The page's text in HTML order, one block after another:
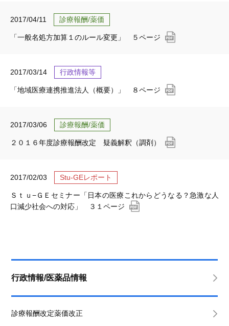
2017/04/11 診療報酬/薬価
「一般名処方加算１のルール変更」 ５ページ
2017/03/14 行政情報等
「地域医療連携推進法人（概要）」 ８ページ
2017/03/06 診療報酬/薬価
２０１６年度診療報酬改定 疑義解釈（調剤）
2017/02/03 Stu-GEレポート
Ｓｔｕ−ＧＥセミナー「日本の医療これからどうなる？急激な人
口減少社会への対応」 ３１ページ
行政情報/医薬品情報
診療報酬改定薬価改正